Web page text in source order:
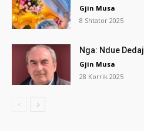
Gjin Musa
8 Shtator 2025
Nga: Ndue Dedaj
Gjin Musa
28 Korrik 2025